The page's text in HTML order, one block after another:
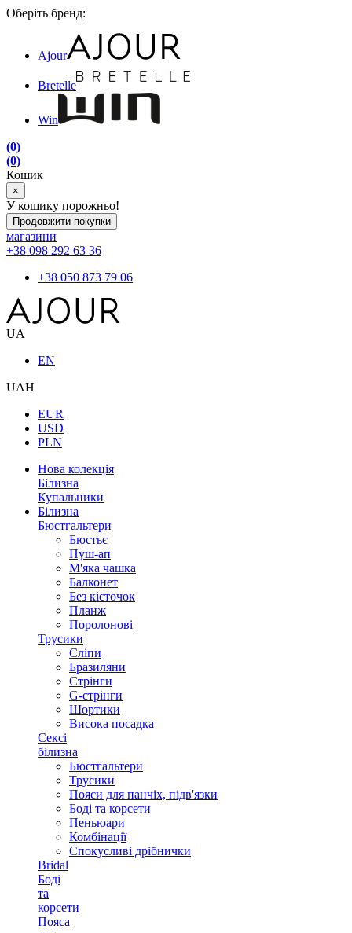
Оберіть бренд:
Ajour
Bretelle
Win
(0)
(0)
Кошик
×
У кошику порожньо!
Продовжити покупки
магазини
+38 098 292 63 36
+38 050 873 79 06
UA
EN
UAH
EUR
USD
PLN
Нова колекція
Білизна
Купальники
Білизна
Бюстгальтери
Бюстьє
Пуш-ап
М'яка чашка
Балконет
Без кісточок
Планж
Поролонові
Трусики
Сліпи
Бразиляни
Стрінги
G-стрінги
Шортики
Висока посадка
Сексі
білизна
Бюстгальтери
Трусики
Пояси для панчіх, підв'язки
Боді та корсети
Пеньюари
Комбінації
Спокусливі дрібнички
Bridal
Боді
та
корсети
Пояса